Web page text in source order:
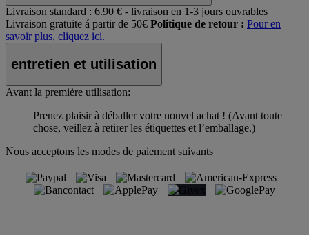
Livraison standard : 6.90 € - livraison en 1-3 jours ouvrables
Livraison gratuite á partir de 50€ Politique de retour : Pour en
savoir plus, cliquez ici.
entretien et utilisation
Avant la première utilisation:
Prenez plaisir à déballer votre nouvel achat ! (Avant toute
chose, veillez à retirer les étiquettes et l’emballage.)
Nous acceptons les modes de paiement suivants